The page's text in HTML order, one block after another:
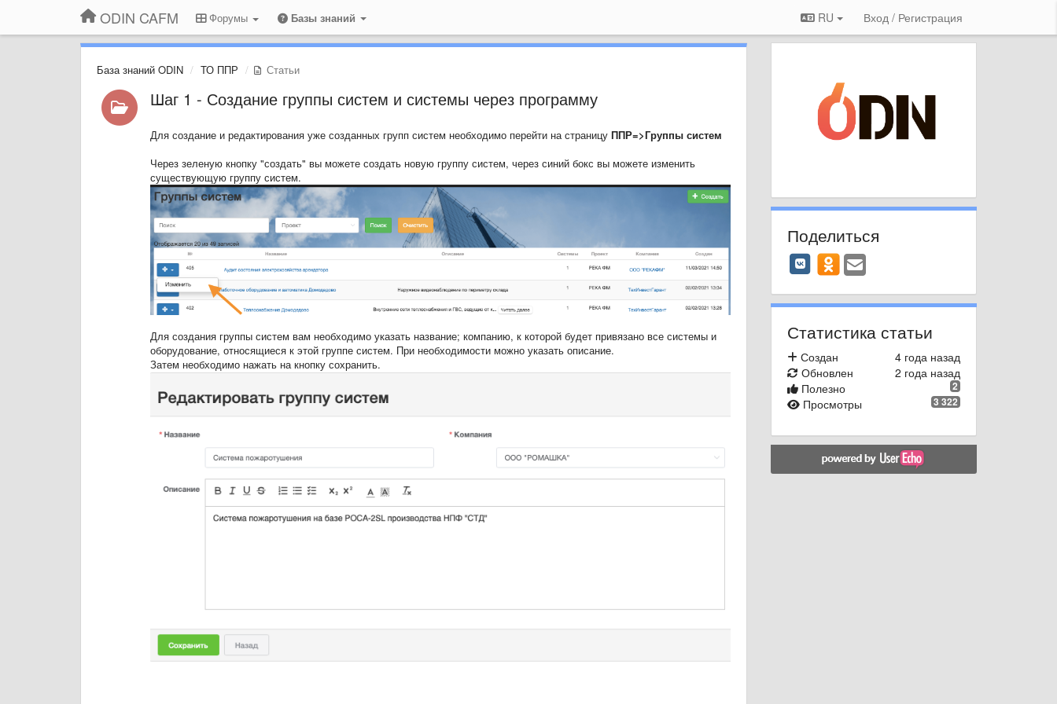
ODIN CAFM Форумы Базы знаний RU Вход / Регистрация
База знаний ODIN ТО ППР Статьи
Шаг 1 - Создание группы систем и системы через программу
Для создание и редактирования уже созданных групп систем необходимо перейти на страницу ППР=>Группы систем
Через зеленую кнопку "создать" вы можете создать новую группу систем, через синий бокс вы можете изменить
существующую группу систем.
Для создания группы систем вам необходимо указать название; компанию, к которой будет привязано все системы и
оборудование, относящиеся к этой группе систем. При необходимости можно указать описание.
Затем необходимо нажать на кнопку сохранить.
Поделиться
Статистика статьи
4 года назад
Создан
2 года назад
Обновлен
2
Полезно
3 322
Просмотры